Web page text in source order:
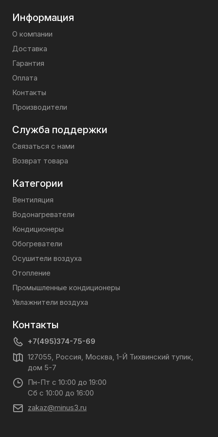
Информация
О компании
Доставка
Гарантия
Оплата
Контакты
Производители
Служба поддержки
Связаться с нами
Возврат товара
Категории
Вентиляция
Водонагреватели
Кондиционеры
Обогреватели
Осушители воздуха
Отопление
Промышленные кондиционеры
Увлажнители воздуха
Контакты
+7(495)374-75-69
127055, Россия, Москва, 1-Й Тихвинский тупик,
дом 5-7
Пн-Пт с 10:00 до 19:00
Сб с 10:00 до 16:00
zakaz@minus3.ru